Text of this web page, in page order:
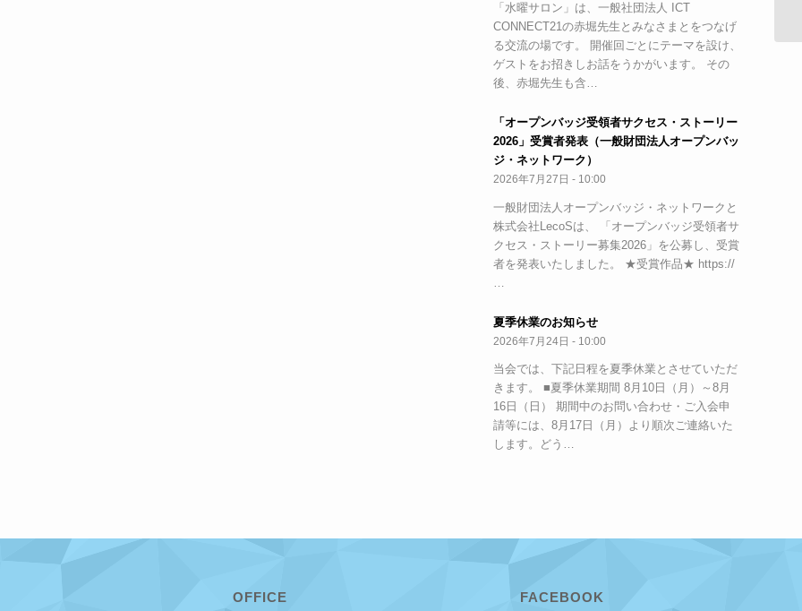
「水曜サロン」は、一般社団法人 ICT
CONNECT21の赤堀先生とみなさまとをつなげ
る交流の場です。 開催回ごとにテーマを設け、
ゲストをお招きしお話をうかがいます。 その
後、赤堀先生も含…
「オープンバッジ受領者サクセス・ストーリー
2026」受賞者発表（一般財団法人オープンバッ
ジ・ネットワーク）
2026年7月27日 - 10:00
一般財団法人オープンバッジ・ネットワークと
株式会社LecoSは、 「オープンバッジ受領者サ
クセス・ストーリー募集2026」を公募し、受賞
者を発表いたしました。 ★受賞作品★ https://
夏季休業のお知らせ
2026年7月24日 - 10:00
当会では、下記日程を夏季休業とさせていただ
きます。 ■夏季休業期間 8月10日（月）～8月
16日（日） 期間中のお問い合わせ・ご入会申
請等には、8月17日（月）より順次ご連絡いた
します。どう…
OFFICE FACEBOOK